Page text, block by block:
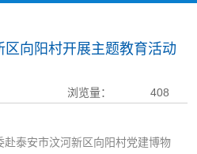
向阳村开展主题教育活动
浏览量： 408
赴泰安市汶河新区向阳村党建博物